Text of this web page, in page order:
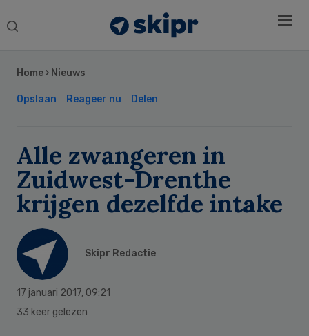
Search
Home › Nieuws
Opslaan Reageer nu Delen
Alle zwangeren in
Zuidwest-Drenthe
krijgen dezelfde intake
Skipr Redactie
17 januari 2017, 09:21
33 keer gelezen
Sidebar